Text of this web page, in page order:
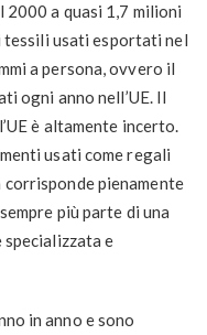
a quasi 1,7 milioni
usati esportati nel
a persona, ovvero il
ogni anno nell’UE. Il
è altamente incerto.
usati come regali
pienamente
più parte di una
e
in anno e sono